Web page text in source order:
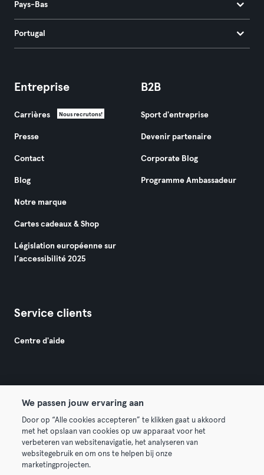
Pays-Bas
Portugal
Entreprise
Carrières Nous recrutons!
Presse
Contact
Blog
Notre marque
Cartes cadeaux & Shop
Législation européenne sur
l’accessibilité 2025
B2B
Sport d'entreprise
Devenir partenaire
Corporate Blog
Programme Ambassadeur
Service clients
Centre d'aide
© 2026 Urban Sports Group GmbH. All rights reserved.
Conditions générales Politique de confidentialité
Mentions légales
We passen jouw ervaring aan
Door op “Alle cookies accepteren” te klikken gaat u akkoord
met het opslaan van cookies op uw apparaat voor het
verbeteren van websitenavigatie, het analyseren van
websitegebruik en om ons te helpen bij onze
marketingprojecten.